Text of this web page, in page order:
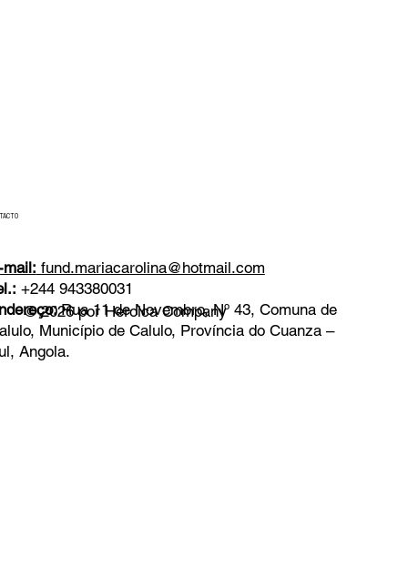
© 2026 por Heroica Company
mail: fund.mariacarolina@hotmail.com
+244 943380031
Rua 11 de Novembro, Nº 43, Comuna de
Município de Calulo, Província do Cuanza –
Angola.